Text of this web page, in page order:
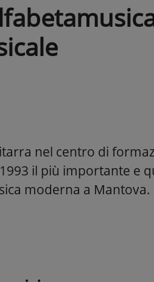
nel centro di
il più importante e
moderna a Mantova.